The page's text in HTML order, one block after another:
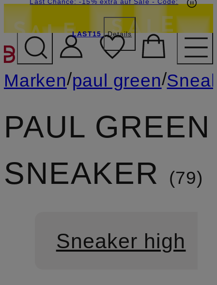
ZUM HAUPTINHALT
LAST15 Details
Marken/paul green/
PAUL GREEN
SNEAKER
79
Sneaker high